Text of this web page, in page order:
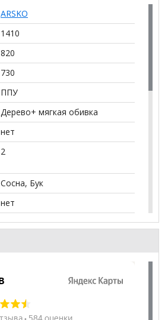
ARSKO
1410
820
730
ППУ
Дерево+ мягкая обивка
нет
2
Сосна, Бук
нет
Прямой
420